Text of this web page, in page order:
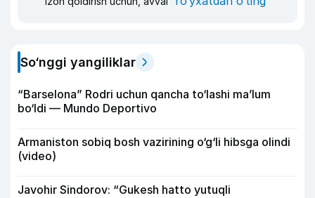
So‘nggi yangiliklar
“Barselona” Rodri uchun qancha to‘lashi ma’lum
bo‘ldi — Mundo Deportivo
Armaniston sobiq bosh vazirining o‘g‘li hibsga olindi
(video)
Javohir Sindorov: “Gukesh hatto yutuqli